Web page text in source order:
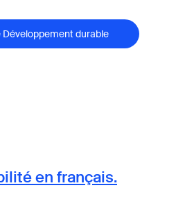
Développement durable
en français.